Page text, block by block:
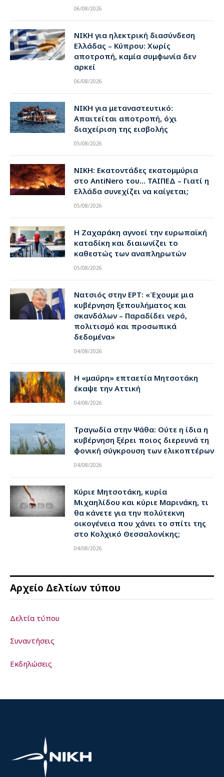
06/08/2026
ΝΙΚΗ για ηλεκτρική διασύνδεση
Ελλάδας – Κύπρου: Χωρίς
αποτροπή, καμία συμφωνία δεν
αρκεί
06/08/2026
ΝΙΚΗ για μεταναστευτικό:
Απαιτείται αποτροπή, όχι
διαχείριση της εισβολής
05/08/2026
ΝΙΚΗ: Εκατοντάδες εκατομμύρια
στο AntiNero του… ΤΑΙΠΕΔ – Γιατί η
Ελλάδα συνεχίζει να καίγεται;
05/08/2026
Η Ζαχαράκη αγνοεί την ευρωπαϊκή
καταδίκη και διαιωνίζει το
καθεστώς των αναπληρωτών
05/08/2026
Νατσιός στην ΕΡΤ: «Έχουμε μια
κυβέρνηση ξεπουλήματος και
σκανδάλων – Παραδίδει νερό,
πολιτισμό και προσωπικά
δεδομένα»
04/08/2026
Η «μαύρη» επταετία Μητσοτάκη
έκαψε την Αττική
04/08/2026
Τραγωδία στην Ψάθα: Ούτε η ίδια η
κυβέρνηση ξέρει ποιος διερευνά τη
φονική σύγκρουση των ελικοπτέρων
04/08/2026
Κύριε Μητσοτάκη, κυρία
Μιχαηλίδου και κύριε Μαρινάκη, τι
θα κάνετε για την πολύτεκνη
οικογένεια που χάνει το σπίτι της
στο Κολχικό Θεσσαλονίκης;
04/08/2026
Αρχείο Δελτίων τύπου
Δελτία τύπου
Συναντήσεις
Εκδηλώσεις